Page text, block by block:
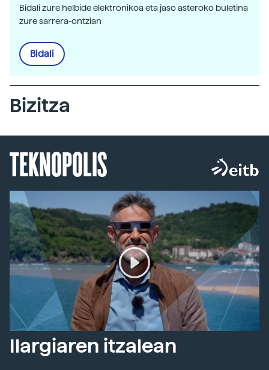
Bidali zure helbide elektronikoa eta jaso asteroko buletina
zure sarrera-ontzian
Bidali
Bizitza
TEKNOPOLIS
Ilargiaren itzalean